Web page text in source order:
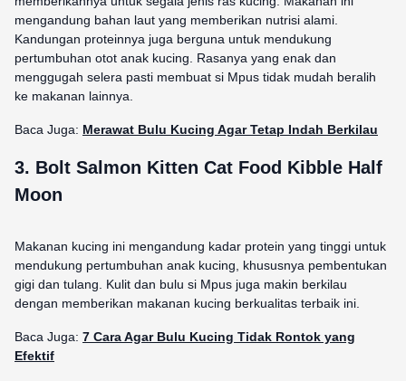
mengandung bahan laut yang memberikan nutrisi alami.
Kandungan proteinnya juga berguna untuk mendukung
pertumbuhan otot anak kucing. Rasanya yang enak dan
menggugah selera pasti membuat si Mpus tidak mudah beralih
ke makanan lainnya.
Baca Juga: Merawat Bulu Kucing Agar Tetap Indah Berkilau
3. Bolt Salmon Kitten Cat Food Kibble Half
Moon
Makanan kucing ini mengandung kadar protein yang tinggi untuk
mendukung pertumbuhan anak kucing, khususnya pembentukan
gigi dan tulang. Kulit dan bulu si Mpus juga makin berkilau
dengan memberikan makanan kucing berkualitas terbaik ini.
Baca Juga: 7 Cara Agar Bulu Kucing Tidak Rontok yang
Efektif